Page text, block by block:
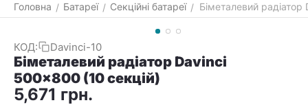
Головна / Батареї / Секційні батареї / Біметалевий
КОД: Davinci-10
Біметалевий радіатор Davinci
500x800 (10 секцій)
5,671 грн.